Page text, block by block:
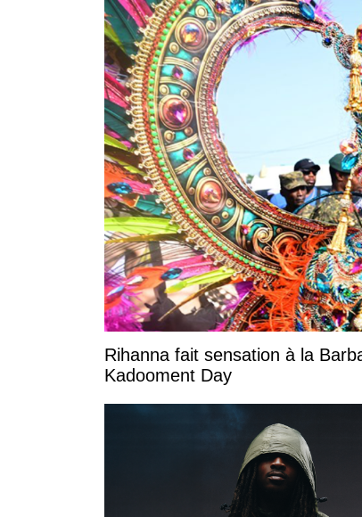
Rihanna fait sensation à la
Kadooment Day